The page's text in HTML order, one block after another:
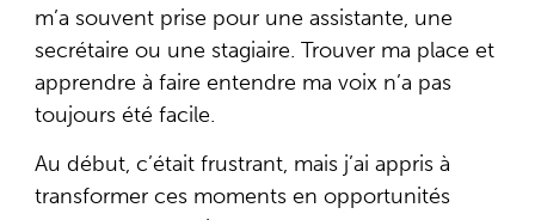
m’a souvent prise pour une assistante, une
secrétaire ou une stagiaire. Trouver ma place et
apprendre à faire entendre ma voix n’a pas
toujours été facile.
Au début, c’était frustrant, mais j’ai appris à
transformer ces moments en opportunités